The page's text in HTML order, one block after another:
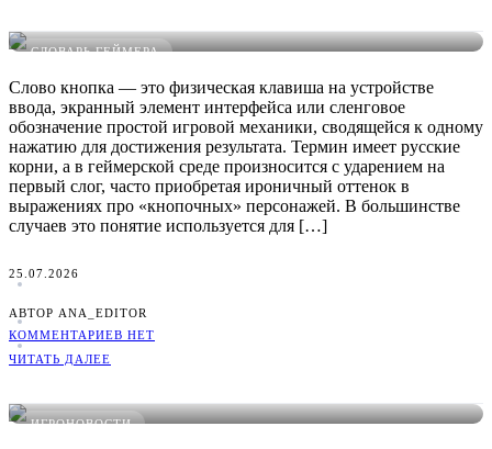
СЛОВАРЬ ГЕЙМЕРА
Слово кнопка — это физическая клавиша на устройстве
ввода, экранный элемент интерфейса или сленговое
обозначение простой игровой механики, сводящейся к одному
нажатию для достижения результата. Термин имеет русские
корни, а в геймерской среде произносится с ударением на
первый слог, часто приобретая ироничный оттенок в
выражениях про «кнопочных» персонажей. В большинстве
случаев это понятие используется для […]
25.07.2026
АВТОР ANA_EDITOR
КОММЕНТАРИЕВ НЕТ
ЧИТАТЬ ДАЛЕЕ
ИГРОНОВОСТИ